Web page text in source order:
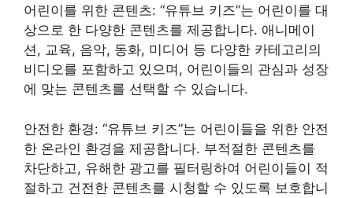
어린이를 위한 콘텐츠: “유튜브 키즈”는 어린이를 대
상으로 한 다양한 콘텐츠를 제공합니다. 애니메이
션, 교육, 음악, 동화, 미디어 등 다양한 카테고리의
비디오를 포함하고 있으며, 어린이들의 관심과 성장
에 맞는 콘텐츠를 선택할 수 있습니다.
안전한 환경: “유튜브 키즈”는 어린이들을 위한 안전
한 온라인 환경을 제공합니다. 부적절한 콘텐츠를
차단하고, 유해한 광고를 필터링하여 어린이들이 적
절하고 건전한 콘텐츠를 시청할 수 있도록 보호합니